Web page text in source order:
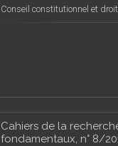
Conseil constitutionnel et
Cahiers de la
fondamentaux, n° 8/